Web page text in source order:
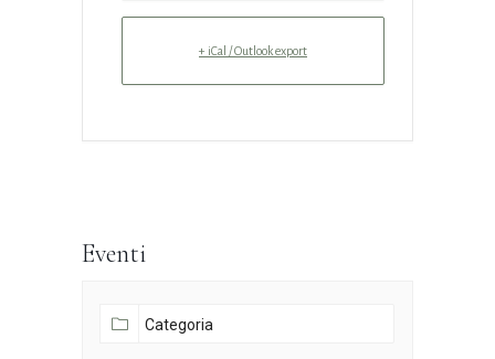
+ iCal / Outlook export
Eventi